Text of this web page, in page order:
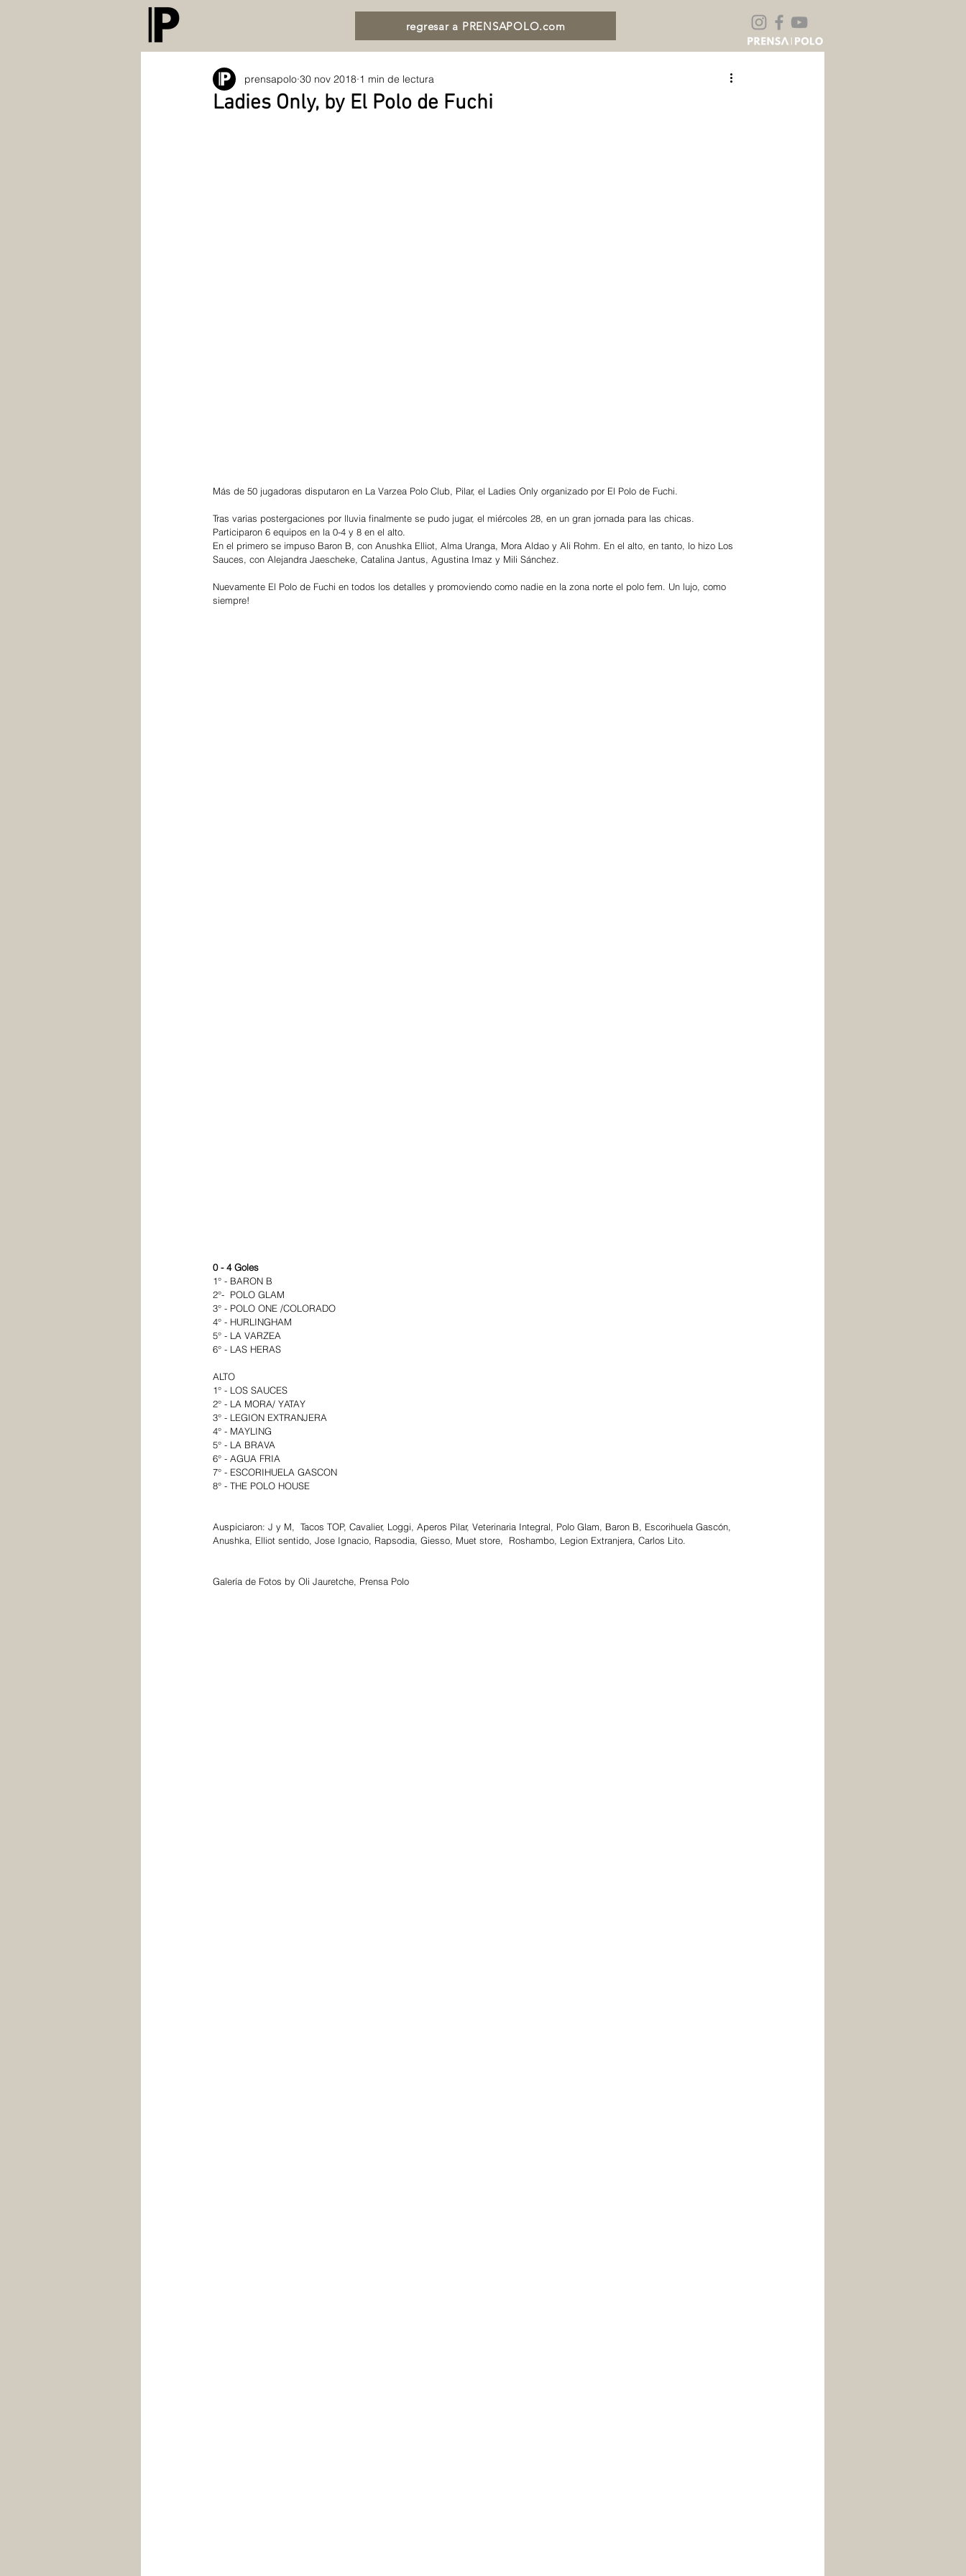
regresar a PRENSAPOLO.com
Ladies Only, by El Polo de Fuchi
prensapolo 30 nov 2018 1 min de lectura
Más de 50 jugadoras disputaron en La Varzea Polo Club, Pilar, el Ladies Only organizado por El Polo de Fuchi.
Tras varias postergaciones por lluvia finalmente se pudo jugar, el miércoles 28, en un gran jornada para las chicas.
Participaron 6 equipos en la 0-4 y 8 en el alto.
En el primero se impuso Baron B, con Anushka Elliot, Alma Uranga, Mora Aldao y Ali Rohm. En el alto, en tanto, lo hizo Los
Sauces, con Alejandra Jaescheke, Catalina Jantus, Agustina Imaz y Mili Sánchez.
Nuevamente El Polo de Fuchi en todos los detalles y promoviendo como nadie en la zona norte el polo fem. Un lujo, como
siempre!
0 - 4 Goles
1° - BARON B
2°-  POLO GLAM
3° - POLO ONE /COLORADO
4° - HURLINGHAM
5° - LA VARZEA
6° - LAS HERAS
ALTO
1° - LOS SAUCES
2° - LA MORA/ YATAY
3° - LEGION EXTRANJERA
4° - MAYLING
5° - LA BRAVA
6° - AGUA FRIA
7° - ESCORIHUELA GASCON
8° - THE POLO HOUSE
Auspiciaron: J y M,  Tacos TOP, Cavalier, Loggi, Aperos Pilar, Veterinaria Integral, Polo Glam, Baron B, Escorihuela Gascón,
Anushka, Elliot sentido, Jose Ignacio, Rapsodia, Giesso, Muet store,  Roshambo, Legion Extranjera, Carlos Lito.
Galería de Fotos by Oli Jauretche, Prensa Polo